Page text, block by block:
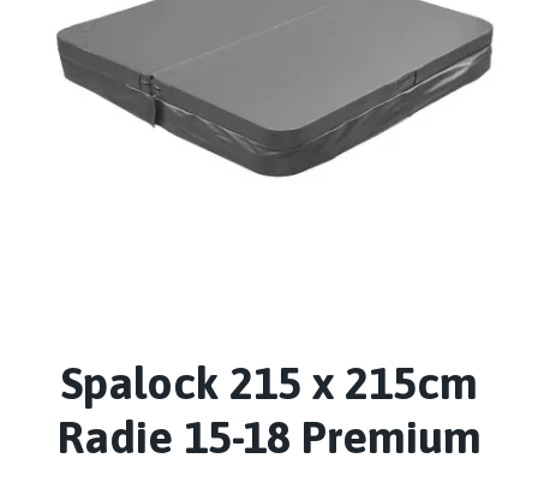
Spalock 215 x 215cm
Radie 15-18 Premium